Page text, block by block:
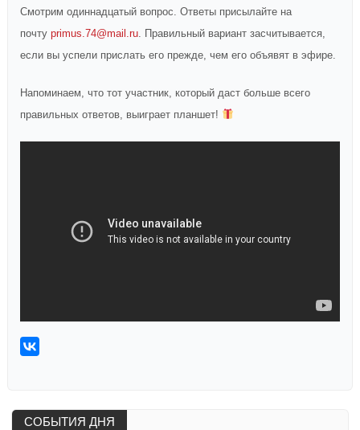
Смотрим одиннадцатый вопрос. Ответы присылайте на
почту primus.74@mail.ru. Правильный вариант засчитывается,
если вы успели прислать его прежде, чем его объявят в эфире.
Напоминаем, что тот участник, который даст больше всего
правильных ответов, выиграет планшет!
СОБЫТИЯ ДНЯ